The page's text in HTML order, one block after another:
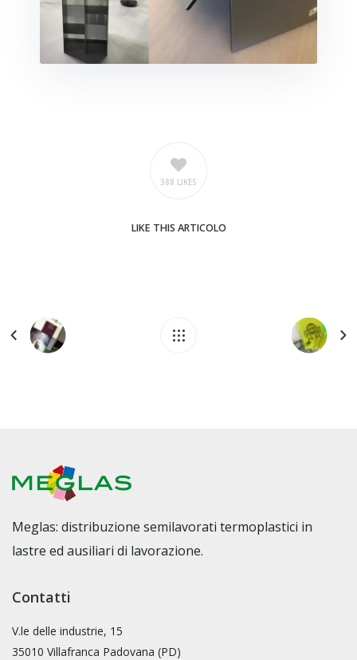
388 LIKES
LIKE THIS ARTICOLO
Meglas: distribuzione semilavorati termoplastici in
lastre ed ausiliari di lavorazione.
Contatti
V.le delle industrie, 15
35010 Villafranca Padovana (PD)